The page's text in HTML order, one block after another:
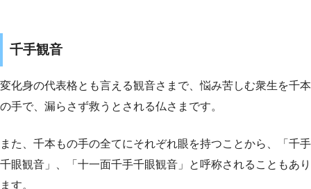
千手観音
変化身の代表格とも言える観音さまで、悩み苦しむ衆生を千本
の手で、漏らさず救うとされる仏さまです。
また、千本もの手の全てにそれぞれ眼を持つことから、「千手
千眼観音」、「十一面千手千眼観音」と呼称されることもあり
ます。